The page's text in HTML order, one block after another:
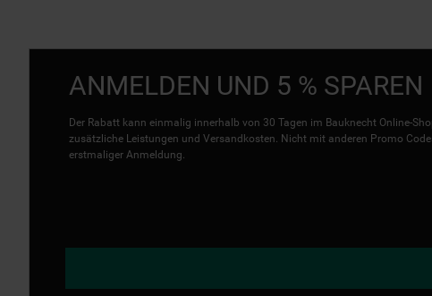
ANMELDEN UND 5 % SPAREN
Der Rabatt kann einmalig innerhalb von 30 Tagen im Bauknecht Online-
zusätzliche Leistungen und Versandkosten. Nicht mit anderen Promo
erstmaliger Anmeldung.